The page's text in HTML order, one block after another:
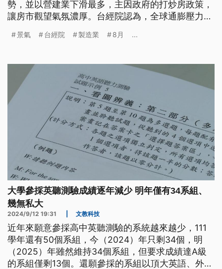
勢，並以營建業下滑最多，主因政府的打炒房政策，
讓房市觀望氣氛濃厚。台經院認為，全球通膨壓力持
國；而是在新興市場、日本及歐洲。
景氣 台經院 製造業 8月 ...
大學參採英聽測驗成績逐年減少 明年僅有34系組、
幾無私大
2024/9/12 19:31 文教科技
近年來願意參採高中英聽測驗的系統越來越少，111
學年還有50個系組，今（2024）年只剩34個，明
（2025）年雖然維持34個系組，但要求成績達A級
的系組僅剩13個。還願參採的系組以頂大英語、外文